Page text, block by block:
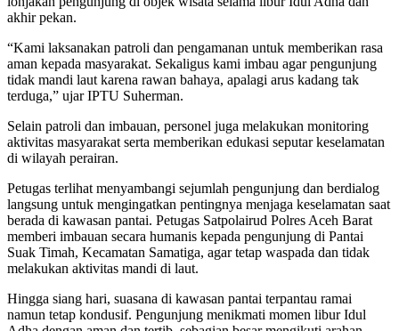
akhir pekan.
“Kami laksanakan patroli dan pengamanan untuk memberikan rasa
aman kepada masyarakat. Sekaligus kami imbau agar pengunjung
tidak mandi laut karena rawan bahaya, apalagi arus kadang tak
terduga,” ujar IPTU Suherman.
Selain patroli dan imbauan, personel juga melakukan monitoring
aktivitas masyarakat serta memberikan edukasi seputar keselamatan
di wilayah perairan.
Petugas terlihat menyambangi sejumlah pengunjung dan berdialog
langsung untuk mengingatkan pentingnya menjaga keselamatan saat
berada di kawasan pantai. Petugas Satpolairud Polres Aceh Barat
memberi imbauan secara humanis kepada pengunjung di Pantai
Suak Timah, Kecamatan Samatiga, agar tetap waspada dan tidak
melakukan aktivitas mandi di laut.
Hingga siang hari, suasana di kawasan pantai terpantau ramai
namun tetap kondusif. Pengunjung menikmati momen libur Idul